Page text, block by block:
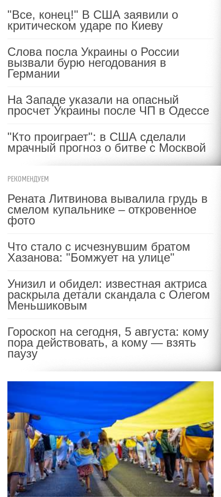
"Все, конец!" В США заявили о
критическом ударе по Киеву
Слова посла Украины о России
вызвали бурю негодования в
Германии
На Западе указали на опасный
просчет Украины после ЧП в Одессе
"Кто проиграет": в США сделали
мрачный прогноз о битве с Москвой
РЕКОМЕНДУЕМ
Рената Литвинова вывалила грудь в
смелом купальнике – откровенное
фото
Что стало с исчезнувшим братом
Хазанова: "Бомжует на улице"
Унизил и обидел: известная актриса
раскрыла детали скандала с Олегом
Меньшиковым
Гороскоп на сегодня, 5 августа: кому
пора действовать, а кому — взять
паузу